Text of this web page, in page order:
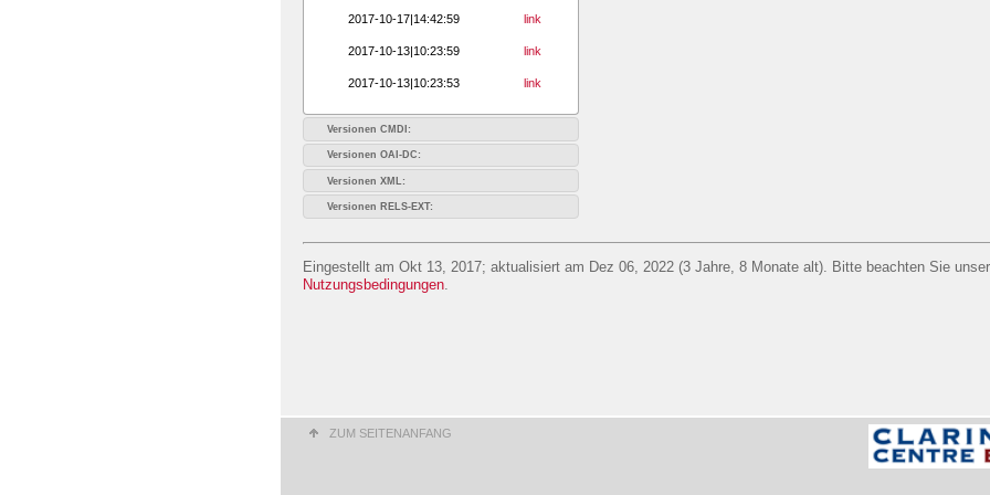
2017-10-17|14:42:59 link
2017-10-13|10:23:59 link
2017-10-13|10:23:53 link
Versionen CMDI:
Versionen OAI-DC:
Versionen XML:
Versionen RELS-EXT:
Eingestellt am Okt 13, 2017; aktualisiert am Dez 06, 2022 (3 Jahre, 8 Monate alt). Bitte beachten Sie
Nutzungsbedingungen.
ZUM SEITENANFANG